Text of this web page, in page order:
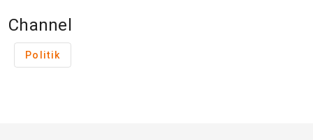
Channel
Politik